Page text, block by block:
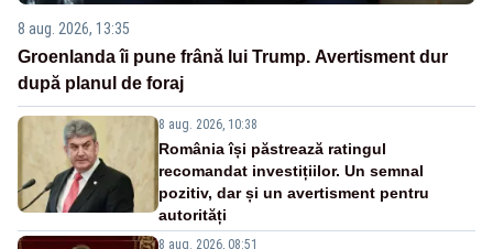
8 aug. 2026, 13:35
Groenlanda îi pune frână lui Trump. Avertisment dur
după planul de foraj
8 aug. 2026, 10:38
România își păstrează ratingul
recomandat investițiilor. Un semnal
pozitiv, dar și un avertisment pentru
autorități
8 aug. 2026, 08:51